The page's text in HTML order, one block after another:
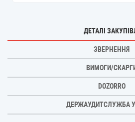
ДЕТАЛІ
ЗВЕРНЕННЯ
ВИМОГИ/
DOZORRO
ДЕРЖАУДИТСЛУЖБА